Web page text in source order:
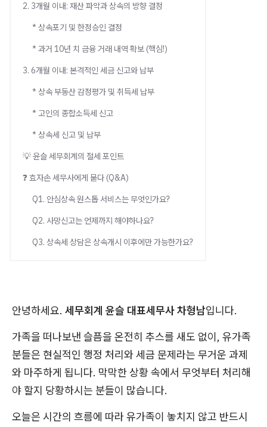
2. 3개월 이내: 재산 파악과 상속의 방향 결정
* 상속포기 및 한정승인 결정
* 과거 10년 치 금융 거래 내역 확보 (핵심!)
3. 6개월 이내: 본격적인 세금 신고와 납부
* 상속 부동산 감정평가 및 취득세 납부
* 고인의 종합소득세 신고
* 상속세 신고 및 납부
💡 윤슬 세무회계의 절세 포인트
❓ 효자손 세무사에게 묻다 (Q&A)
Q1. 안심상속 원스톱 서비스는 무엇인가요?
Q2. 사망신고는 언제까지 해야하나요?
Q3. 상속세 상담은 상속개시 이후에만 가능한가요?
안녕하세요. 세무회계 윤슬 대표세무사 차형남입니다.
가족을 떠나보낸 슬픔을 온전히 추스를 새도 없이, 유가족
분들은 현실적인 행정 처리와 세금 문제라는 무거운 과제
와 마주하게 됩니다. 막막한 상황 속에서 무엇부터 처리해
야 할지 당황하시는 분들이 많습니다.
오늘은 시간의 흐름에 따라 유가족이 놓치지 않고 반드시